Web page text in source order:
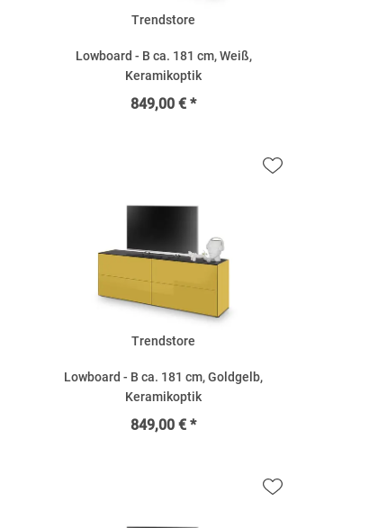
Trendstore
Lowboard - B ca. 181 cm, Weiß,
Keramikoptik
849,00 € *
Trendstore
Lowboard - B ca. 181 cm, Goldgelb,
Keramikoptik
849,00 € *